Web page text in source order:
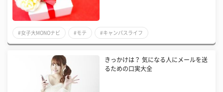
#女子大MONOナビ #モテ #キャンパスライフ
きっかけは？ 気になる人にメールを送
るための口実大全